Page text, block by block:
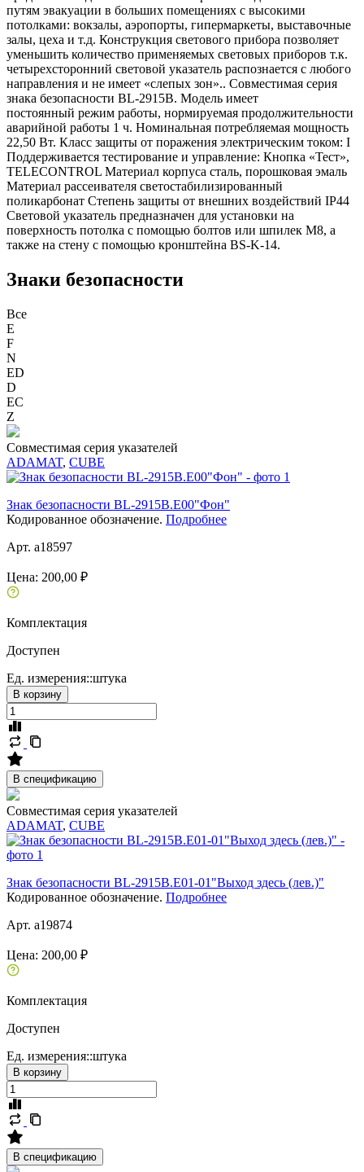
путям эвакуации в больших помещениях c высокими
потолками: вокзалы, аэропорты, гипермаркеты, выставочные
залы, цеха и т.д. Конструкция светового прибора позволяет
уменьшить количество применяемых световых приборов т.к.
четырехсторонний световой указатель распознается с любого
направления и не имеет «слепых зон».. Совместимая серия
знака безопасности BL-2915B. Модель имеет
постоянный режим работы, нормируемая продолжительности
аварийной работы 1 ч. Номинальная потребляемая мощность
22,50 Вт. Класс защиты от поражения электрическим током: I
Поддерживается тестирование и управление: Кнопка «Тест»,
TELECONTROL Материал корпуса сталь, порошковая эмаль
Материал рассеивателя светостабилизированный
поликарбонат Степень защиты от внешних воздействий IP44
Световой указатель предназначен для установки на
поверхность потолка с помощью болтов или шпилек M8, а
также на стену с помощью кронштейна BS-K-14.
Знаки безопасности
Все
E
F
N
ED
D
ЕС
Z
Совместимая серия указателей
ADAMAT, CUBE
Знак безопасности BL-2915B.E00"Фон"
Кодированное обозначение. Подробнее
Арт. a18597
Цена: 200,00 ₽
Комплектация
Доступен
Ед. измерения::штука
В корзину
В спецификацию
Совместимая серия указателей
ADAMAT, CUBE
Знак безопасности BL-2915B.E01-01"Выход здесь (лев.)"
Кодированное обозначение. Подробнее
Арт. a19874
Цена: 200,00 ₽
Комплектация
Доступен
Ед. измерения::штука
В корзину
В спецификацию